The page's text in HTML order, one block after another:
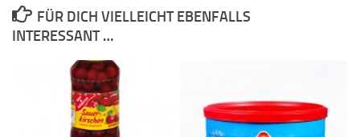
FÜR DICH VIELLEICHT EBENFALLS
INTERESSANT …